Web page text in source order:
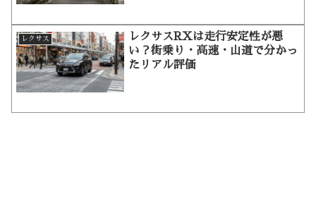
レクサス
レクサスRXは走行安定性が悪
い？街乗り・高速・山道で分かっ
たリアル評価